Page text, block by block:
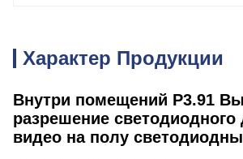
Характер Продукции
Внутри помещений P3.91
разрешение светодиодного
видео на полу